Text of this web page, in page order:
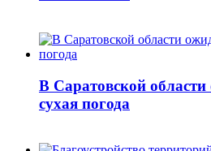
В Саратовской
сухая погода